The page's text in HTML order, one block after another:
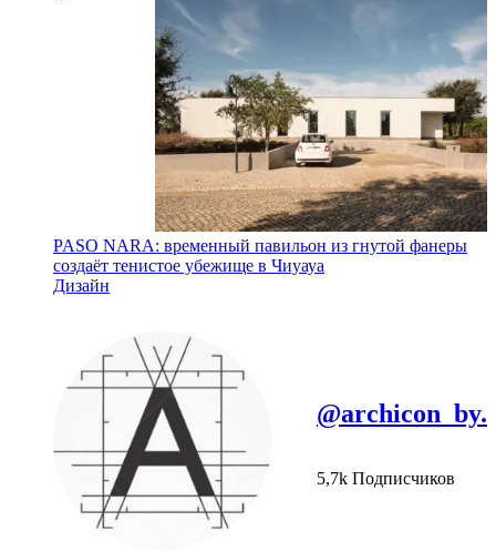
PASO NARA: временный павильон из гнутой фанеры
создаёт тенистое убежище в Чиуауа
Дизайн
@archicon_by.
5,7k Подписчиков